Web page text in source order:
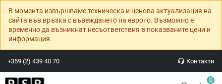
В момента извършваме техническа и ценова актуализация на
сайта във връзка с въвеждането на еврото. Възможно е
временно да възникнат несъответствия в показваните цени и
информация.
+359 (2) 439 40 70 Контакти
0